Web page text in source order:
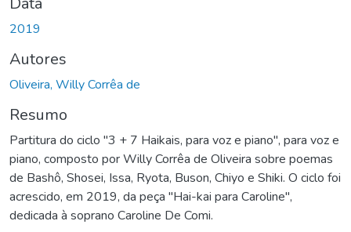
2019
Autores
Oliveira, Willy Corrêa de
Resumo
Partitura do ciclo "3 + 7 Haikais, para voz e piano", para voz e
piano, composto por Willy Corrêa de Oliveira sobre poemas
de Bashô, Shosei, Issa, Ryota, Buson, Chiyo e Shiki. O ciclo foi
acrescido, em 2019, da peça "Hai-kai para Caroline",
dedicada à soprano Caroline De Comi.